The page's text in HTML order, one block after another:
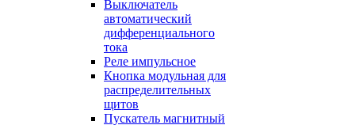
Выключатель
автоматический
дифференциального
тока
Реле импульсное
Кнопка модульная для
распределительных
щитов
Пускатель магнитный